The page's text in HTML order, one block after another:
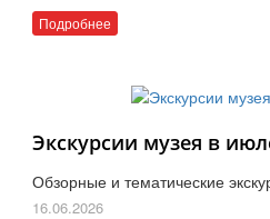
Подробнее
Экскурсии музея в
Обзорные и тематические
16.06.2026